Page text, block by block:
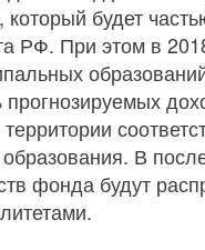
будет
РФ. При этом в
образования. В
фонда будут